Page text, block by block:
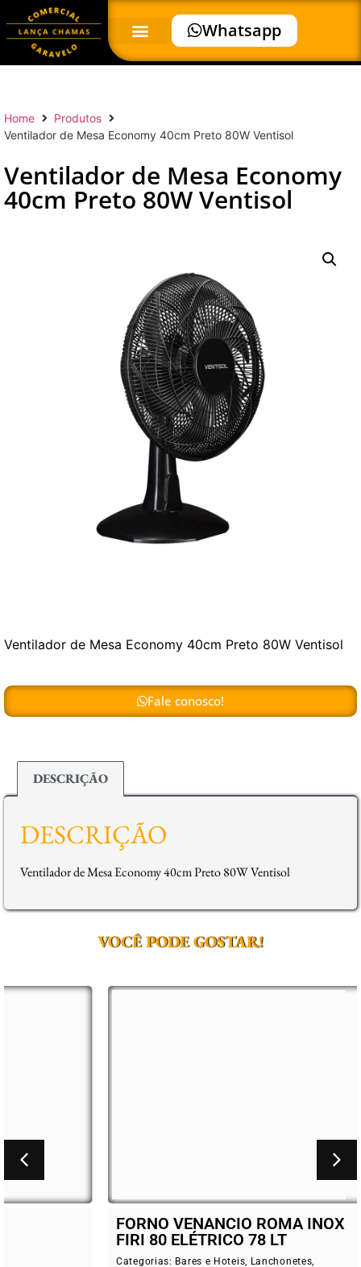
Whatsapp
Home
Produtos
Ventilador de Mesa Economy 40cm Preto 80W Ventisol
Ventilador de Mesa Economy
40cm Preto 80W Ventisol
Ventilador de Mesa Economy 40cm Preto 80W Ventisol
Fale conosco!
DESCRIÇÃO
DESCRIÇÃO
Ventilador de Mesa Economy 40cm Preto 80W Ventisol
VOCÊ PODE GOSTAR!
FORNO VENANCIO ROMA INOX
FIRI 80 ELÉTRICO 78 LT
Bares e Hoteis,Lanchonetes,